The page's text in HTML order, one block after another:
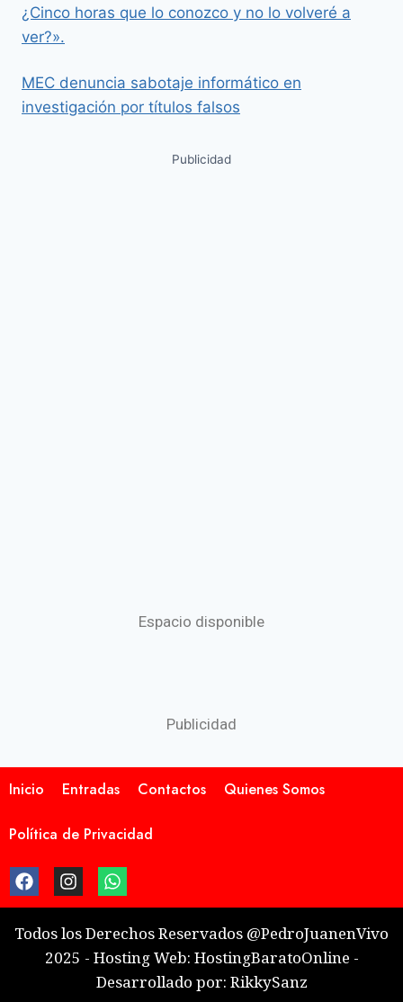
¿Cinco horas que lo conozco y no lo volveré a
ver?».
MEC denuncia sabotaje informático en
investigación por títulos falsos
Publicidad
Espacio disponible
Publicidad
Inicio Entradas Contactos Quienes Somos
Política de Privacidad
Todos los Derechos Reservados @PedroJuanenVivo
2025 - Hosting Web: HostingBaratoOnline -
Desarrollado por: RikkySanz